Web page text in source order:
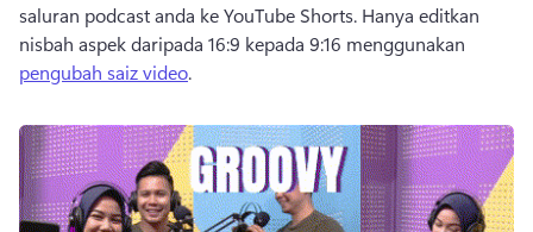
saluran podcast anda ke YouTube Shorts. Hanya editkan
nisbah aspek daripada 16:9 kepada 9:16 menggunakan
pengubah saiz video.